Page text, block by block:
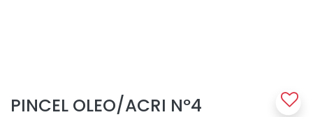
PINCEL OLEO/ACRI Nº4